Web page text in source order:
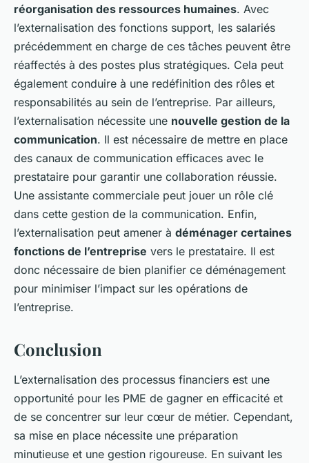
réorganisation des ressources humaines. Avec
l’externalisation des fonctions support, les salariés
précédemment en charge de ces tâches peuvent être
réaffectés à des postes plus stratégiques. Cela peut
également conduire à une redéfinition des rôles et
responsabilités au sein de l’entreprise. Par ailleurs,
l’externalisation nécessite une nouvelle gestion de la
communication. Il est nécessaire de mettre en place
des canaux de communication efficaces avec le
prestataire pour garantir une collaboration réussie.
Une assistante commerciale peut jouer un rôle clé
dans cette gestion de la communication. Enfin,
l’externalisation peut amener à déménager certaines
fonctions de l’entreprise vers le prestataire. Il est
donc nécessaire de bien planifier ce déménagement
pour minimiser l’impact sur les opérations de
l’entreprise.
Conclusion
L’externalisation des processus financiers est une
opportunité pour les PME de gagner en efficacité et
de se concentrer sur leur cœur de métier. Cependant,
sa mise en place nécessite une préparation
minutieuse et une gestion rigoureuse. En suivant les